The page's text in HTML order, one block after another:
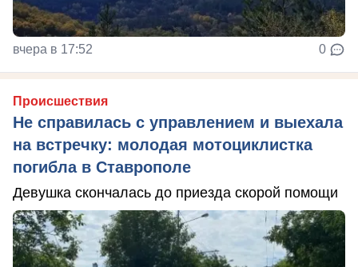
вчера в 17:52 0
Происшествия
Не справилась с управлением и выехала
на встречку: молодая мотоциклистка
погибла в Ставрополе
Девушка скончалась до приезда скорой помощи